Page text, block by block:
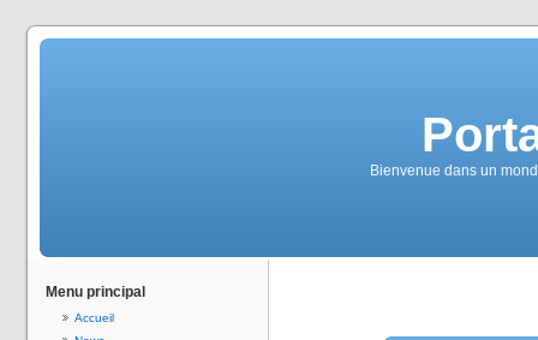
Bienvenue dans un
Menu principal
Accueil